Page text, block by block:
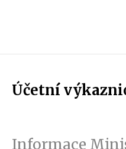
Účetní
Informace